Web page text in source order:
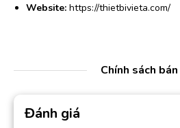
Website: https://thietbivieta.com/
Chính sách
Đánh giá